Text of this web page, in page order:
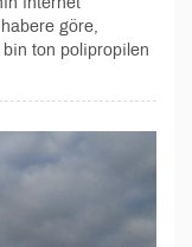
göre,
bin ton polipropilen